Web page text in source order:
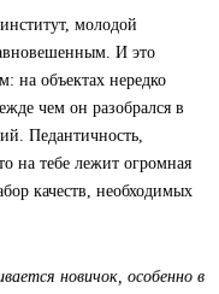
молодой
И это
на объектах нередко
чем он разобрался в
Педантичность,
на тебе лежит огромная
качеств, необходимых
новичок, особенно в